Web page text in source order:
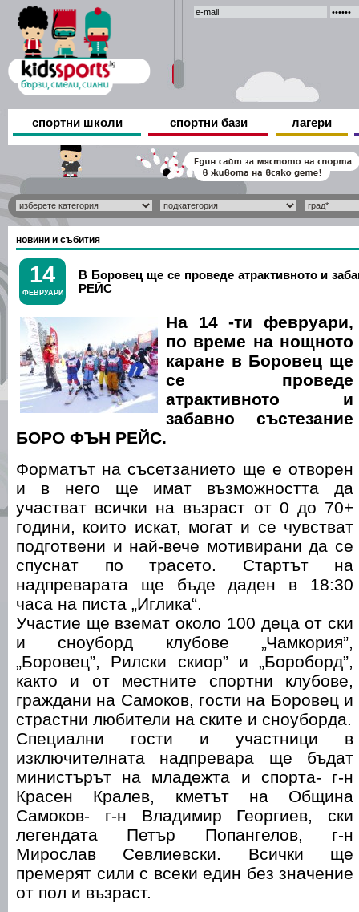
спортни школи спортни бази лагери
новини и събития
14
ФЕВРУАРИ
В Боровец ще се проведе атрактивното и
РЕЙС
На 14 -ти февруари,
по време на нощното
каране в Боровец ще
се проведе
атрактивното и
забавно състезание
БОРО ФЪН РЕЙС.
Форматът на съсетзанието ще е отворен
и в него ще имат възможността да
участват всички на възраст от 0 до 70+
години, които искат, могат и се чувстват
подготвени и най-вече мотивирани да се
спуснат по трасето. Стартът на
надпреварата ще бъде даден в 18:30
часа на писта „Иглика“.
Участие ще вземат около 100 деца от ски
и сноуборд клубове „Чамкория”,
„Боровец”, Рилски скиор” и „Бороборд”,
както и от местните спортни клубове,
граждани на Самоков, гости на Боровец и
страстни любители на ските и сноуборда.
Специални гости и участници в
изключителната надпревара ще бъдат
министърът на младежта и спорта- г-н
Красен Кралев, кметът на Община
Самоков- г-н Владимир Георгиев, ски
легендата Петър Попангелов, г-н
Мирослав Севлиевски. Всички ще
премерят сили с всеки един без значение
от пол и възраст.